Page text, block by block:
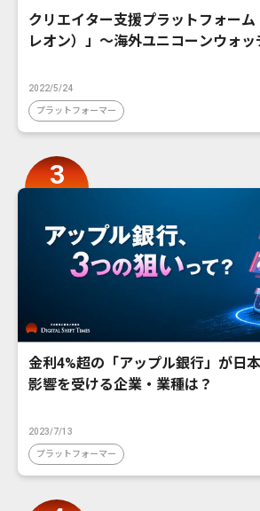
クリエイター支援プラットフォー
レオン）」〜海外ユニコーンウォ
2022/5/24
プラットフォーマー
金利4%超の「アップル銀行」が日
影響を受ける企業・業種は？
2023/7/13
プラットフォーマー